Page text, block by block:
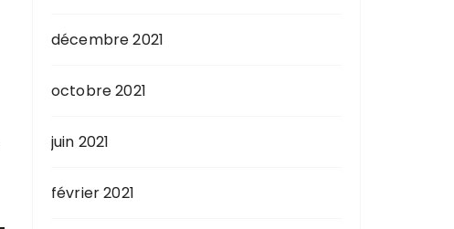
décembre 2021
octobre 2021
juin 2021
février 2021